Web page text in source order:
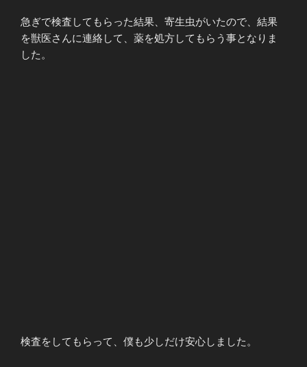
急ぎで検査してもらった結果、寄生虫がいたので、結果
を獣医さんに連絡して、薬を処方してもらう事となりま
した。
検査をしてもらって、僕も少しだけ安心しました。